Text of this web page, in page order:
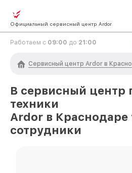
Официальный сервисный центр Ardor
Работаем с 09:00 до 21:00
Сервисный центр Ardor в
В сервисный центр
техники
Ardor в Краснодаре
сотрудники